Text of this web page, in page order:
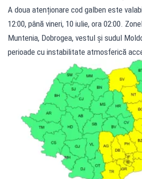
A doua atenționare cod galben este
12:00, până vineri, 10 iulie, ora 02:00.
Muntenia, Dobrogea, vestul și sudul
perioade cu instabilitate atmosferică